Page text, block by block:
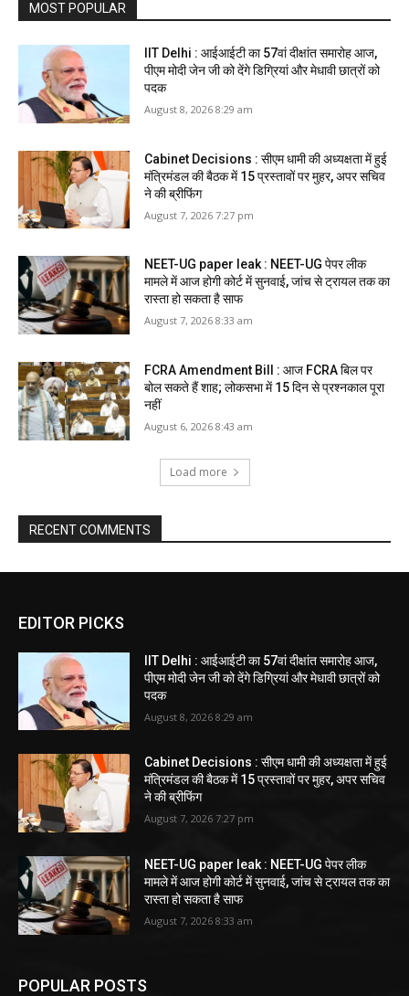
MOST POPULAR
IIT Delhi : आईआईटी का 57वां दीक्षांत समारोह आज,
पीएम मोदी जेन जी को देंगे डिग्रियां और मेधावी छात्रों को
पदक
August 8, 2026 8:29 am
Cabinet Decisions : सीएम धामी की अध्यक्षता में हुई
मंत्रिमंडल की बैठक में 15 प्रस्तावों पर मुहर, अपर सचिव
ने की ब्रीफिंग
August 7, 2026 7:27 pm
NEET-UG paper leak : NEET-UG पेपर लीक
मामले में आज होगी कोर्ट में सुनवाई, जांच से ट्रायल तक का
रास्ता हो सकता है साफ
August 7, 2026 8:33 am
FCRA Amendment Bill : आज FCRA बिल पर
बोल सकते हैं शाह; लोकसभा में 15 दिन से प्रश्नकाल पूरा
नहीं
August 6, 2026 8:43 am
Load more
RECENT COMMENTS
EDITOR PICKS
IIT Delhi : आईआईटी का 57वां दीक्षांत समारोह आज,
पीएम मोदी जेन जी को देंगे डिग्रियां और मेधावी छात्रों को
पदक
August 8, 2026 8:29 am
Cabinet Decisions : सीएम धामी की अध्यक्षता में हुई
मंत्रिमंडल की बैठक में 15 प्रस्तावों पर मुहर, अपर सचिव
ने की ब्रीफिंग
August 7, 2026 7:27 pm
NEET-UG paper leak : NEET-UG पेपर लीक
मामले में आज होगी कोर्ट में सुनवाई, जांच से ट्रायल तक का
रास्ता हो सकता है साफ
August 7, 2026 8:33 am
POPULAR POSTS